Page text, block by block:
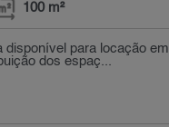
100 m²
disponível para locação em
dos espaç...